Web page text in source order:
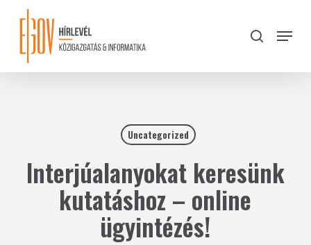
content
search
Menu
Uncategorized
Interjúalanyokat keresünk
kutatáshoz – online
ügyintézés!
Close